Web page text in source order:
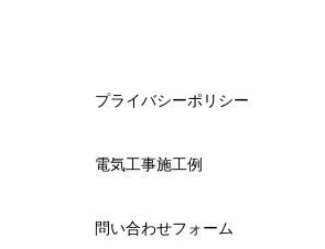
プライバシーポリシー
電気工事施工例
問い合わせフォーム